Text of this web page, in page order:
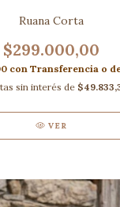
Ruana Corta
$299.000,00
con Transferencia o
sin interés de
VER